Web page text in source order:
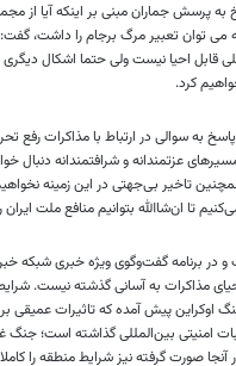
پرسش جماران مبنی بر اینکه آیا از
می توان تعبیر مرگ برجام را داشت،
قابل احیا نیست ولی حتما اشکال دیگری
کرد.
به سوالی در ارتباط با مذاکرات رفع
عزتمندانه و شرافتمندانه دنبال
تاخیر بی‌جهتی در این زمینه
تا ان‌شاالله بتوانیم منافع ملت
در برنامه گفت‌وگوی ویژه خبری شبکه خبر
مذاکرات به آسانی گذشته نیست.
پیش آمده که تاثیرات عمیقی بر
امنیتی بین‌المللی گذاشته است؛ جنگ
صورت گرفته نیز شرایط منطقه را